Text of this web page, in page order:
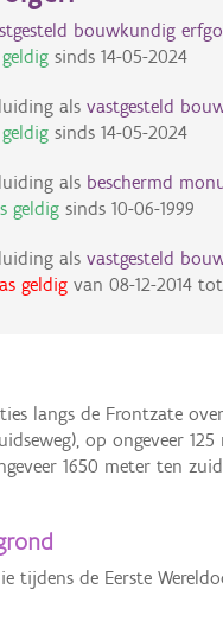
bouwkundig
sinds 14-05-2024
als vastgesteld
sinds 14-05-2024
als beschermd
geldigsinds 10-06-1999
als vastgesteld
geldigvan 08-12-2014tot
langs de Frontzate
op ongeveer
1650 meter ten
tijdens de Eerste